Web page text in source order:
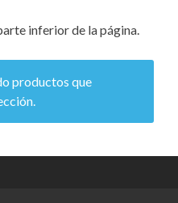
inferior de la página.
productos que